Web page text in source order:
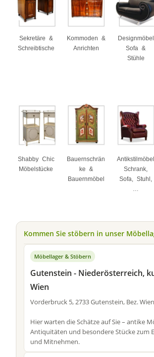
Sekretäre &
Schreibtische
Kommoden &
Anrichten
Designmöbel
Sofa &
Stühle
Shabby Chic
Möbelstücke
Bauernschrän
ke &
Bauernmöbel
Antikstilmöbel
Schrank,
Sofa, Stuhl,
…
Kommen Sie stöbern in unser
Möbellager & Stöbern
Gutenstein - Niederösterreich,
Wien
Vorderbruck 5, 2733 Gutenstein, Bez.
Hier warten die Schätze auf Sie – antike
Antiquitäten und besondere Stücke zum
und Mitnehmen.